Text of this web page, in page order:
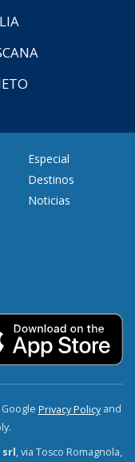
Especial
Destinos
Noticias
Privacy Policyand
srl, via Tosco Romagnola,